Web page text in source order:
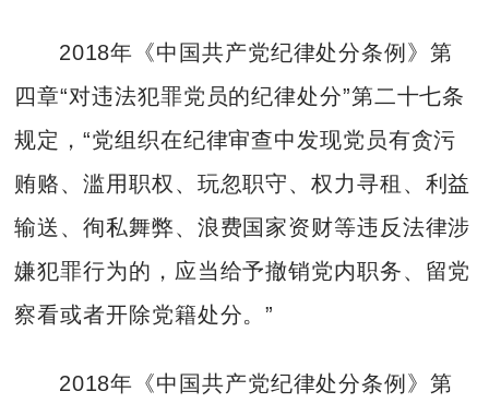
2018年《中国共产党纪律处分条例》第
四章“对违法犯罪党员的纪律处分”第二十七条
规定，“党组织在纪律审查中发现党员有贪污
贿赂、滥用职权、玩忽职守、权力寻租、利益
输送、徇私舞弊、浪费国家资财等违反法律涉
嫌犯罪行为的，应当给予撤销党内职务、留党
察看或者开除党籍处分。”
2018年《中国共产党纪律处分条例》第